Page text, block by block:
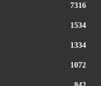
7316
1534
1334
1072